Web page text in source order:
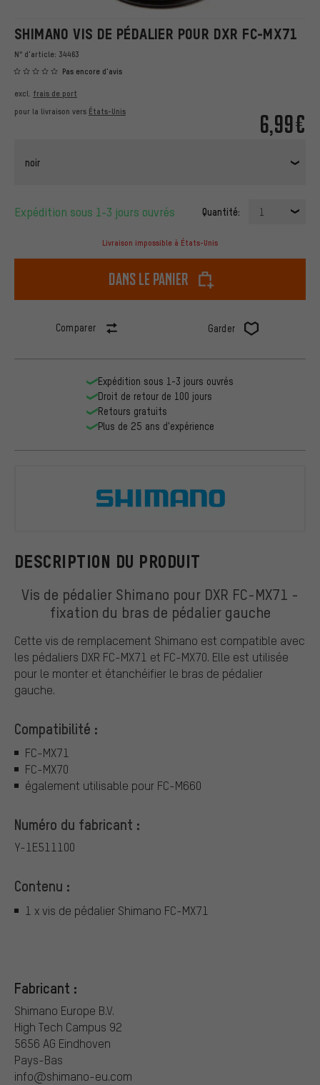
SHIMANO VIS DE PÉDALIER POUR DXR FC-MX71
N° d'article: 34463
Pas encore d'avis
6,99€
excl. frais de port
pour la livraison vers États-Unis
noir
Expédition sous 1-3 jours ouvrés Quantité: 1
Livraison impossible à États-Unis
dans le panier
Comparer Garder
DESCRIPTION DU PRODUIT
Vis de pédalier Shimano pour DXR FC-MX71 -
fixation du bras de pédalier gauche
Cette vis de remplacement Shimano est compatible avec
les pédaliers DXR FC-MX71 et FC-MX70. Elle est utilisée
pour le monter et étanchéifier le bras de pédalier
gauche.
Compatibilité :
FC-MX71
FC-MX70
également utilisable pour FC-M660
Numéro du fabricant :
Y-1E511100
Contenu :
1 x vis de pédalier Shimano FC-MX71
Fabricant :
Shimano Europe B.V.
High Tech Campus 92
5656 AG Eindhoven
Pays-Bas
info@shimano-eu.com
Expédition sous 1-3 jours ouvrés
Droit de retour de 100 jours
Retours gratuits
Plus de 25 ans d'expérience
Shimano